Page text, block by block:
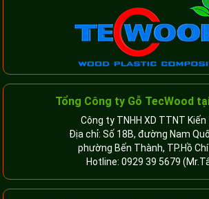
Tổng Công ty Gỗ TecWood
Công ty TNHH XD TTNT Kiến
Địa chỉ: Số 18B, đường Nam
phường Bến Thành, TP.Hồ
Hotline: 0929 39 5679